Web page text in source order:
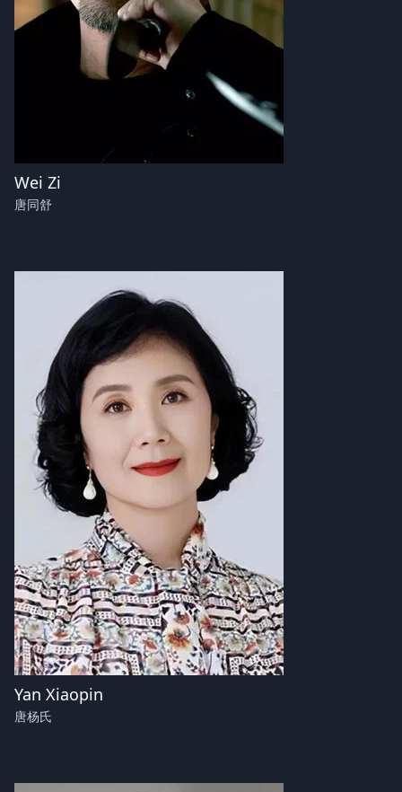
Wei Zi
唐同舒
Yan Xiaopin
唐杨氏